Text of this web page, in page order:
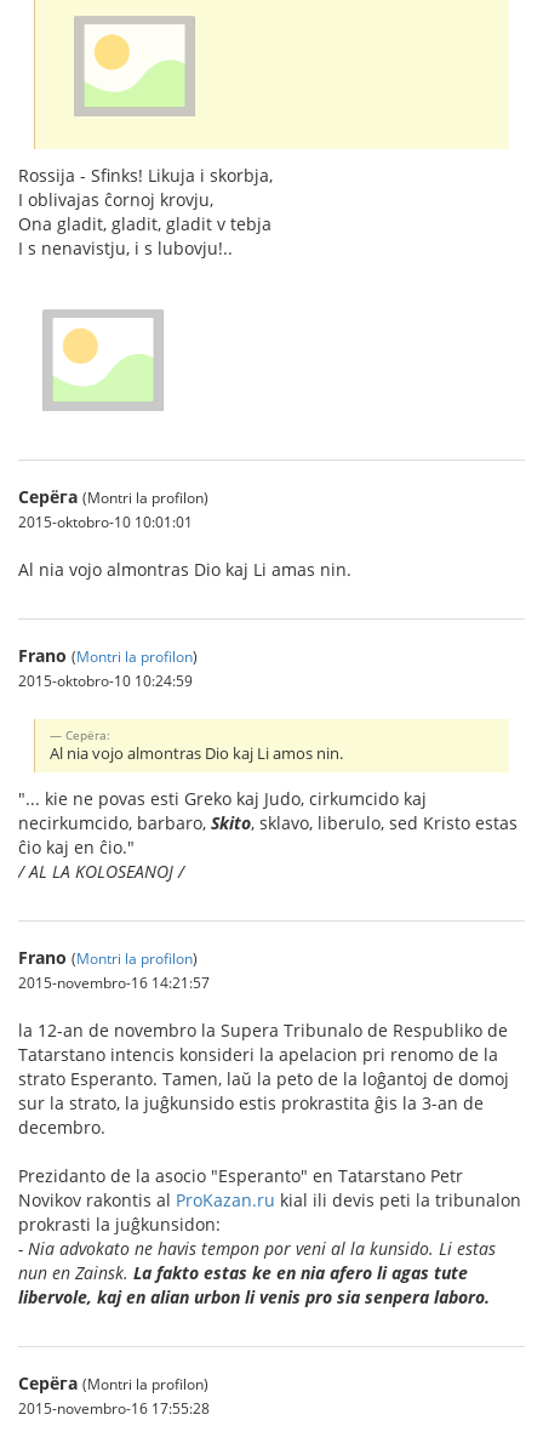
Rossija - Sfinks! Likuja i skorbja,
I oblivajas ĉornoj krovju,
Ona gladit, gladit, gladit v tebja
I s nenavistju, i s lubovju!..
Серёга (Montri la profilon)
2015-oktobro-10 10:01:01
Al nia vojo almontras Dio kaj Li amas nin.
Frano (Montri la profilon)
2015-oktobro-10 10:24:59
Серёга:
Al nia vojo almontras Dio kaj Li amos nin.
"... kie ne povas esti Greko kaj Judo, cirkumcido kaj
necirkumcido, barbaro, Skito, sklavo, liberulo, sed Kristo estas
ĉio kaj en ĉio."
/ AL LA KOLOSEANOJ /
Frano (Montri la profilon)
2015-novembro-16 14:21:57
la 12-an de novembro la Supera Tribunalo de Respubliko de
Tatarstano intencis konsideri la apelacion pri renomo de la
strato Esperanto. Tamen, laŭ la peto de la loĝantoj de domoj
sur la strato, la juĝkunsido estis prokrastita ĝis la 3-an de
decembro.
Prezidanto de la asocio "Esperanto" en Tatarstano Petr
Novikov rakontis al ProKazan.ru kial ili devis peti la tribunalon
prokrasti la juĝkunsidon:
- Nia advokato ne havis tempon por veni al la kunsido. Li estas
nun en Zainsk. La fakto estas ke en nia afero li agas tute
libervole, kaj en alian urbon li venis pro sia senpera laboro.
Серёга (Montri la profilon)
2015-novembro-16 17:55:28